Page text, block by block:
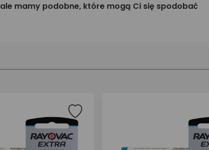
ale mamy podobne, które mogą Ci się spodobać